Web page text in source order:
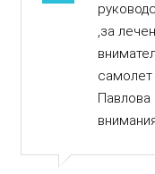
,за
самолет